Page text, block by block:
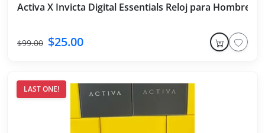
Activa X Invicta Digital Essentials Reloj para Hombre -
$99.00 $25.00
LAST ONE!